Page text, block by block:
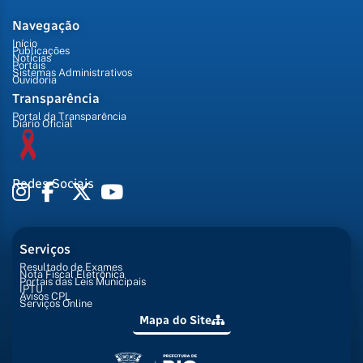
Navegação
Início
Publicações
Notícias
Portais
Sistemas Administrativos
Ouvidoria
Transparência
Portal da Transparência
Diário Oficial
Redes Sociais
Serviços
Resultado de Exames
Nota Fiscal Eletrônica
Portais das Leis Municipais
IPTU
Avisos CPL
Serviços Online
Mapa do Site